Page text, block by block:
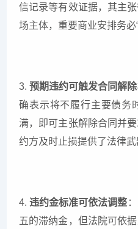
信记录等有效证据，其主
场主体，重要商业安排务必
3.预期违约可触发合同解
确表示将不履行主要债务
满，即可主张解除合同并
约方及时止损提供了法律武
4.违约金标准可依法调整
五的滞纳金，但法院可依